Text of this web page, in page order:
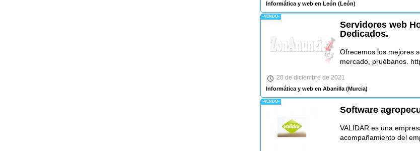
Informática y web en León (León)
-VENDO-
Servidores web
Dedicados.
Ofrecemos los mejores
mercado, pruébanos.
20 de diciembre de 2021
Informática y web en Abanilla(Murcia)
-VENDO-
Software
VALIDAR es una
acompañamiento del